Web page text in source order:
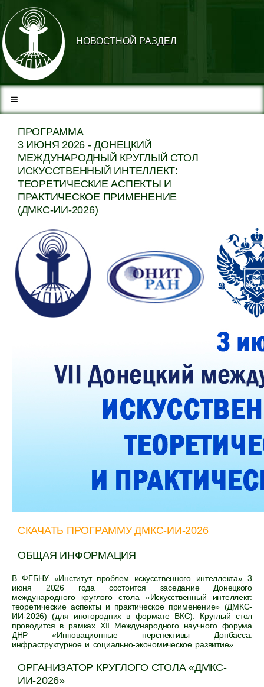
НОВОСТНОЙ РАЗДЕЛ
ПРОГРАММА
3 ИЮНЯ 2026 - ДОНЕЦКИЙ
МЕЖДУНАРОДНЫЙ КРУГЛЫЙ СТОЛ
ИСКУССТВЕННЫЙ ИНТЕЛЛЕКТ:
ТЕОРЕТИЧЕСКИЕ АСПЕКТЫ И
ПРАКТИЧЕСКОЕ ПРИМЕНЕНИЕ
(ДМКС-ИИ-2026)
СКАЧАТЬ ПРОГРАММУ ДМКС-ИИ-2026
ОБЩАЯ ИНФОРМАЦИЯ
В ФГБНУ «Институт проблем искусственного интеллекта» 3
июня 2026 года состоится заседание Донецкого
международного круглого стола «Искусственный интеллект:
теоретические аспекты и практическое применение» (ДМКС-
ИИ-2026) (для иногородних в формате ВКС). Круглый стол
проводится в рамках ХII Международного научного форума
ДНР «Инновационные перспективы Донбасса:
инфраструктурное и социально-экономическое развитие»
ОРГАНИЗАТОР КРУГЛОГО СТОЛА «ДМКС-
ИИ-2026»